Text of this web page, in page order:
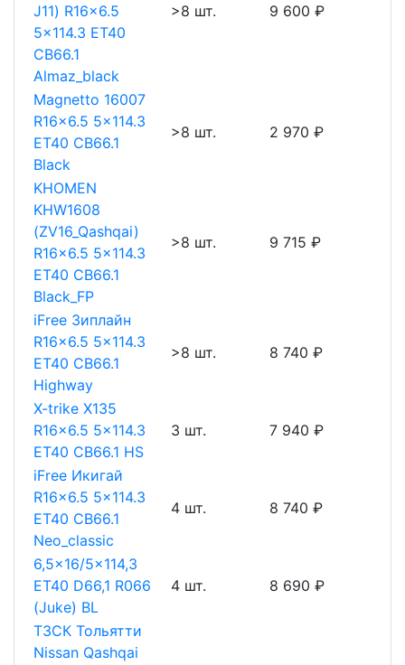
J11) R16x6.5
5x114.3 ET40
CB66.1
Almaz_black
>8 шт. 9 600 ₽
Magnetto 16007
R16x6.5 5x114.3
ET40 CB66.1
Black
>8 шт. 2 970 ₽
KHOMEN
KHW1608
(ZV16_Qashqai)
R16x6.5 5x114.3
ET40 CB66.1
Black_FP
>8 шт. 9 715 ₽
iFree Зиплайн
R16x6.5 5x114.3
ET40 CB66.1
Highway
>8 шт. 8 740 ₽
X-trike X135
R16x6.5 5x114.3
ET40 CB66.1 HS
3 шт. 7 940 ₽
iFree Икигай
R16x6.5 5x114.3
ET40 CB66.1
Neo_classic
4 шт. 8 740 ₽
6,5x16/5x114,3
ET40 D66,1 R066
(Juke) BL
4 шт. 8 690 ₽
ТЗСК Тольятти
Nissan Qashqai